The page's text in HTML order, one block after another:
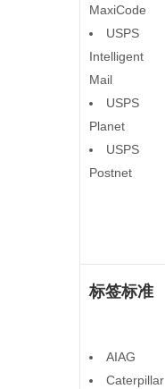
MaxiCode
USPS
Intelligent
Mail
USPS
Planet
USPS
Postnet
标签标准
AIAG
Caterpillar